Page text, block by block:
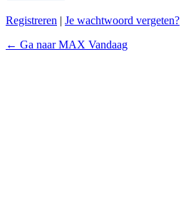
Registreren | Je wachtwoord vergeten?
← Ga naar MAX Vandaag